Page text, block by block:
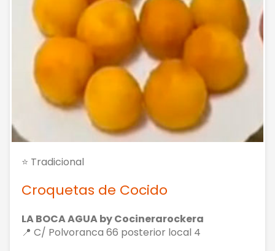
⭐ Tradicional
Croquetas de Cocido
LA BOCA AGUA by Cocinerarockera
📍 C/ Polvoranca 66 posterior local 4